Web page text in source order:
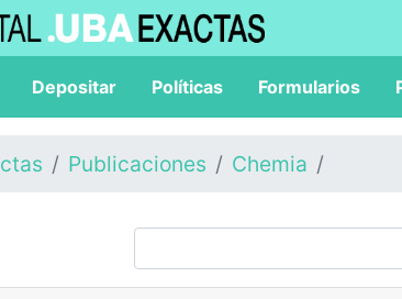
Depositar Políticas Formularios
Publicaciones Chemia